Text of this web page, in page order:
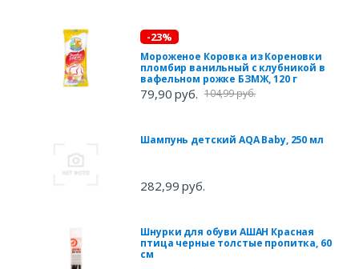
-23%
Мороженое Коровка из Кореновки
пломбир ванильный с клубникой в
вафельном рожке БЗМЖ, 120 г
79,90 руб. 104,99 руб.
Шампунь детский AQA Baby, 250 мл
282,99 руб.
Шнурки для обуви АШАН Красная
птица черные толстые пропитка, 60
см